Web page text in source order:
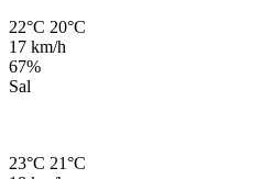
22°C 20°C
17 km/h
67%
Sal
23°C 21°C